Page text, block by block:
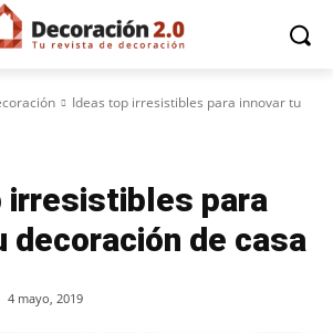
Ideas top irresistibles para innovar tu
irresistibles para
decoración de casa
4 mayo, 2019